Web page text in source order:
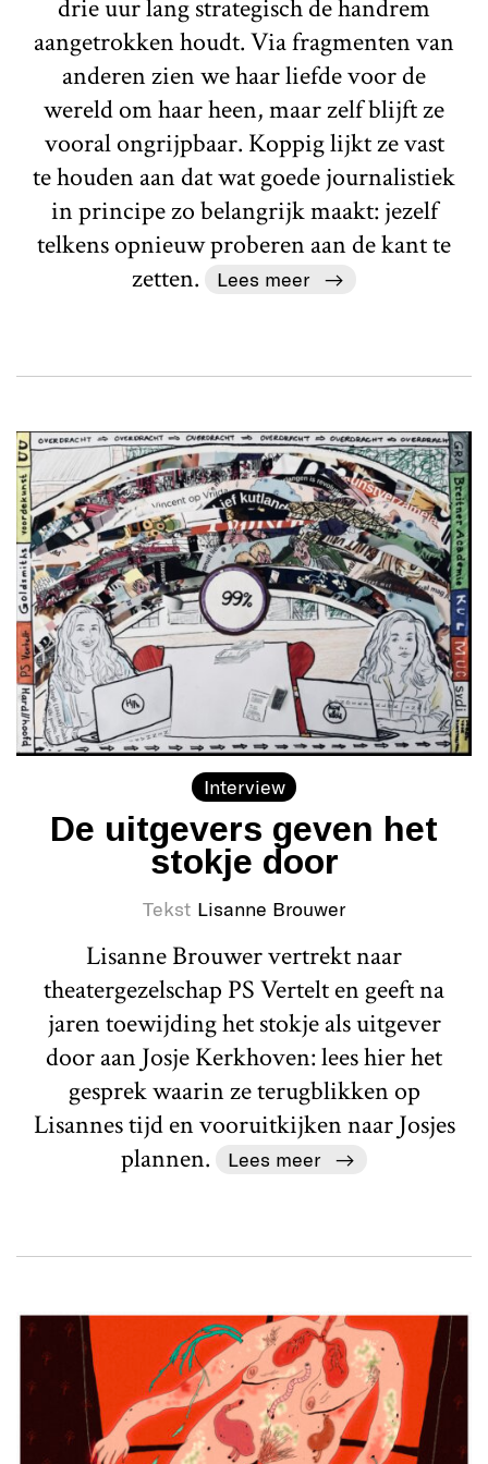
drie uur lang strategisch de handrem
aangetrokken houdt. Via fragmenten van
anderen zien we haar liefde voor de
wereld om haar heen, maar zelf blijft ze
vooral ongrijpbaar. Koppig lijkt ze vast
te houden aan dat wat goede journalistiek
in principe zo belangrijk maakt: jezelf
telkens opnieuw proberen aan de kant te
zetten.
Lees meer
Interview
De uitgevers geven het
stokje door
Tekst Lisanne Brouwer
Lisanne Brouwer vertrekt naar
theatergezelschap PS Vertelt en geeft na
jaren toewijding het stokje als uitgever
door aan Josje Kerkhoven: lees hier het
gesprek waarin ze terugblikken op
Lisannes tijd en vooruitkijken naar Josjes
plannen.
Lees meer